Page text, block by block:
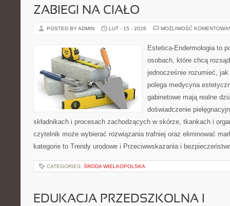
ZABIEGI NA CIAŁO
POSTED BY ADMIN LUT - 15 - 2026 MOŻLIWOŚĆ
Estetica-Endermologia to
osobach, które chcą
jednocześnie rozumieć,
polega medycyna
gabinetowe mają realne
doświadczenie
składnikach i procesach zachodzących w skórze, tkankach i
czytelnik może wybierać rozwiązania trafniej oraz eliminować
kategorie to Trendy urodowe i Przeciwwskazania i
CATEGORIES: ŚRODA WIELKOPOLSKA
EDUKACJA PRZEDSZKOLNA I